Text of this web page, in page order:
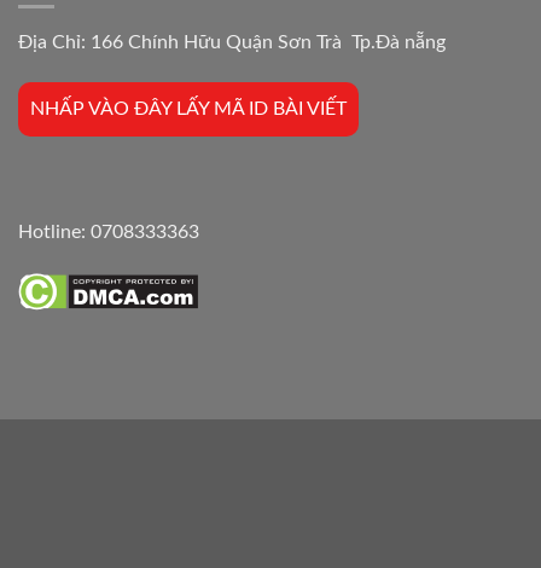
Địa Chỉ: 166 Chính Hữu Quận Sơn Trà Tp.Đà nẵng
NHẤP VÀO ĐÂY LẤY MÃ ID BÀI VIẾT
Hotline: 0708333363